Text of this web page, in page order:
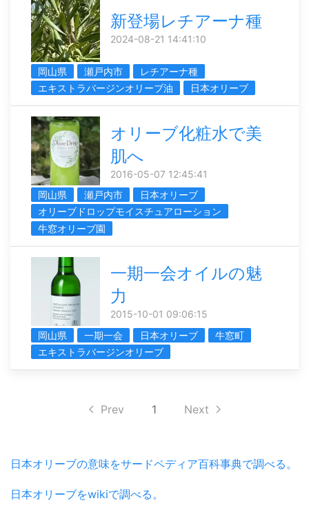
新登場レチアーナ種
2024-08-21 14:41:10
岡山県 瀬戸内市
レチアーナ種
エキストラバージンオリーブ油
日本オリーブ
オリーブ化粧水で美
肌へ
2016-05-07 12:45:41
岡山県
瀬戸内市
日本オリーブ
オリーブドロップモイスチュアローション
牛窓オリーブ園
一期一会オイルの魅
力
2015-10-01 09:06:15
岡山県
一期一会 日本オリーブ
牛窓町
エキストラバージンオリーブ
Prev 1 Next
日本オリーブの意味をサードペディア百科事典で調べる。
日本オリーブをwikiで調べる。